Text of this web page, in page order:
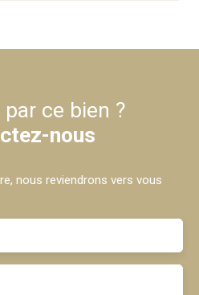
ce bien ?
nous
nous reviendrons vers vous